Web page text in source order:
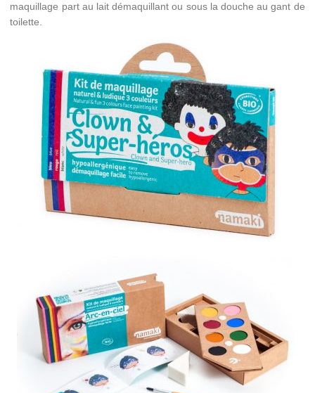
maquillage part au lait démaquillant ou sous la douche au gant de
toilette.